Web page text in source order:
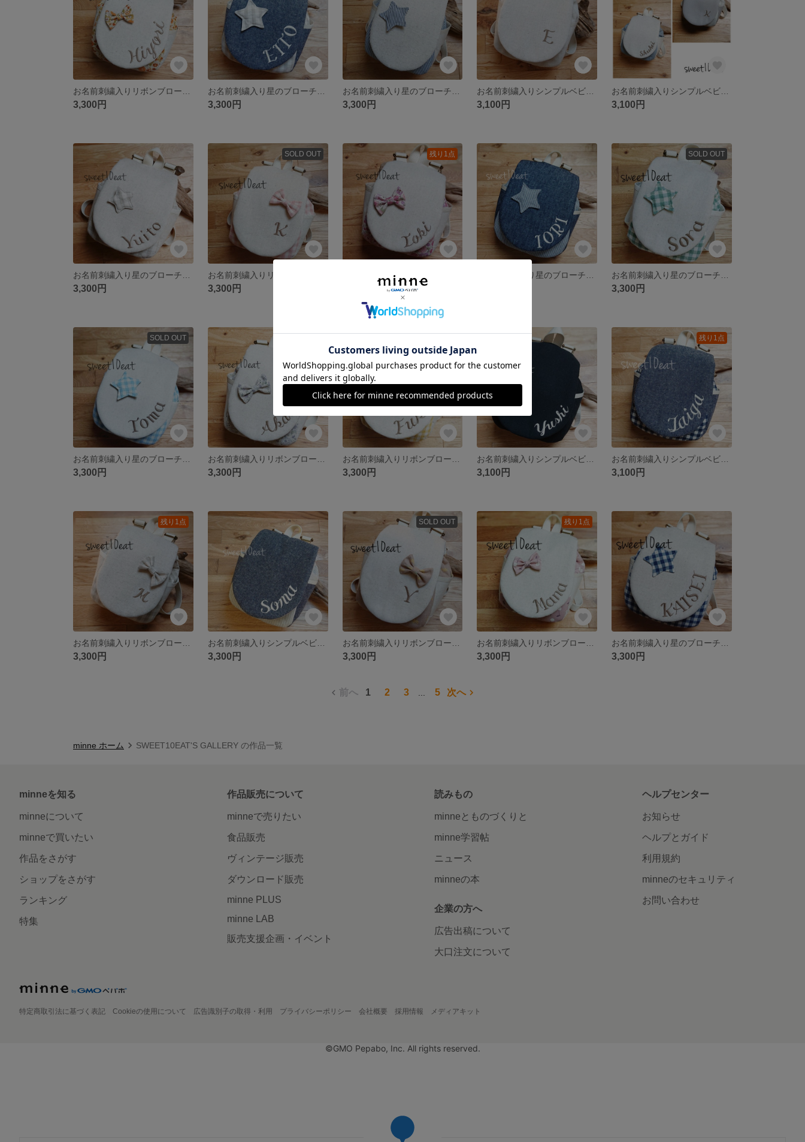
3,300円 3,300円 3,300円 3,100円 3,100円
3,300円
SOLD OUT
3,300円
残り1点 SOLD OUT
3,300円
SOLD OUT
3,300円 3,300円 3,300円 3,100円
残り1点
3,100円
残り1点
3,300円
お名前刺繍入りシンプルベビーリュック(ネイビー×生成りストライプ）
3,300円
SOLD OUT
3,300円
残り1点
3,300円 3,300円
前へ 1 2 3 5 次へ
minne ホーム SWEET10EAT'S GALLERY の作品一覧
minneを知る
minneについて
minneで買いたい
作品をさがす
ショップをさがす
ランキング
特集
作品販売について
minneで売りたい
食品販売
ヴィンテージ販売
ダウンロード販売
minne PLUS
minne LAB
販売支援企画・イベント
読みもの
minneとものづくりと
minne学習帖
ニュース
minneの本
企業の方へ
広告出稿について
大口注文について
ヘルプセンター
お知らせ
ヘルプとガイド
利用規約
minneのセキュリティ
お問い合わせ
特定商取引法に基づく表記 Cookieの使用について 広告識別子の取得・利用 プライバシーポリシー 会社概要 採用情報 メディアキット
©GMO Pepabo, Inc. All rights reserved.